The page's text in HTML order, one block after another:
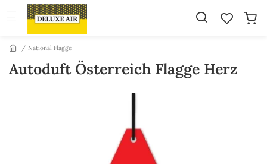
Skip to main content
National Flagge
Autoduft Österreich Flagge Herz